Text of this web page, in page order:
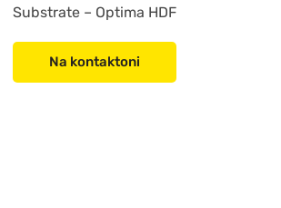
Substrate – Optima HDF
Na kontaktoni